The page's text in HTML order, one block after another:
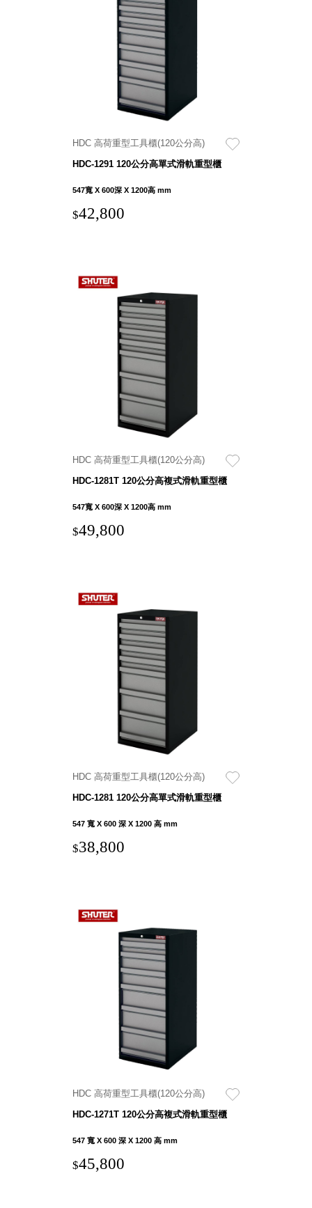
盒
PB 筆
盒
SCB
療癒收
納小物
KDF
夾．箱
oneu
納
機櫃
DU 密
碼鎖資
料鐵櫃
FC 密
碼置物
櫃
SH 文
件車．
SH 展
示架．
書架
塊盒
L連環
盒
HB 桌
上文具
盒
CS系
列
DCGH
防潮箱
的桌上
收納
碼鎖櫃
系列
SB鈕
扣格盒
DU-2S
雙開拉
架
Select 生活
選物
日本 BISQUE
HDC 高荷重型工具櫃(120公分高)
HDC-1291 120公分高單式滑軌重型櫃
547寬 X 600深 X 1200高 mm
$42,800
HDC 高荷重型工具櫃(120公分高)
HDC-1281T 120公分高複式滑軌重型櫃
547寬 X 600深 X 1200高 mm
$49,800
HDC 高荷重型工具櫃(120公分高)
HDC-1281 120公分高單式滑軌重型櫃
547 寬 X 600 深 X 1200 高 mm
$38,800
HDC 高荷重型工具櫃(120公分高)
HDC-1271T 120公分高複式滑軌重型櫃
547 寬 X 600 深 X 1200 高 mm
$45,800